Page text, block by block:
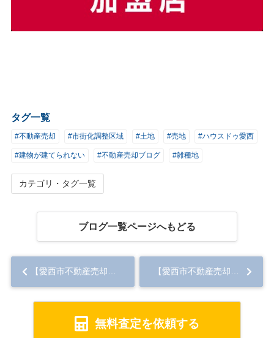
タグ一覧
#不動産売却 #市街化調整区域 #土地 #売地 #ハウスドゥ愛西
#建物が建てられない #不動産売却ブログ #雑種地
カテゴリ・タグ一覧
ブログ一覧ページへもどる
【愛西市不動産売却】樹木 【愛西市不動産売却】売地
無料査定を依頼する